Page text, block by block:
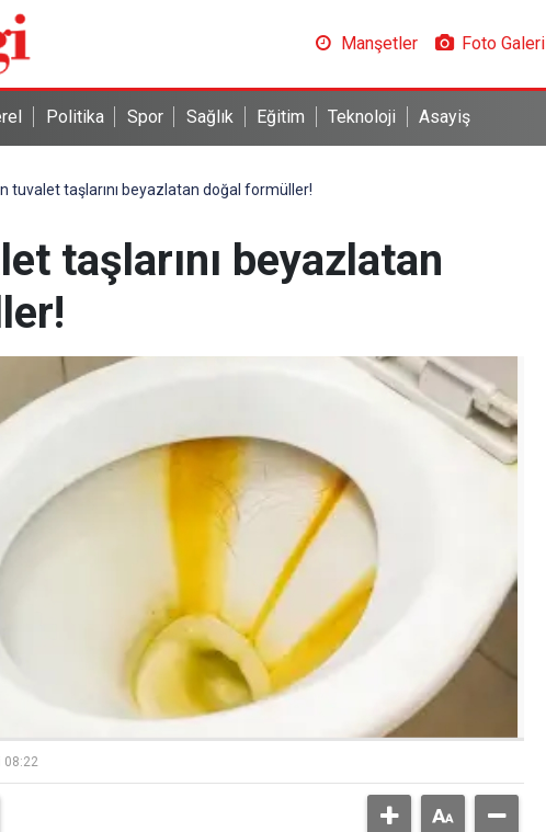
Manşetler Foto Galeri
Politika Spor Sağlık Eğitim Teknoloji Asayiş
tuvalet taşlarını beyazlatan doğal formüller!
taşlarını beyazlatan
08:22